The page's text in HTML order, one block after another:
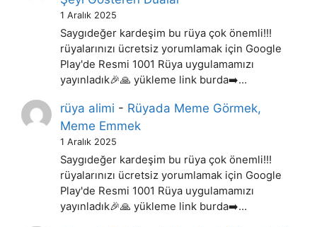
1 Aralık 2025
Saygıdeğer kardeşim bu rüya çok önemli!!!
rüyalarınızı ücretsiz yorumlamak için Google
Play'de Resmi 1001 Rüya uygulamamızı
yayınladık🎉🙏 yükleme link burda➡️…
rüya alimi - Rüyada Meme Görmek,
Meme Emmek
1 Aralık 2025
Saygıdeğer kardeşim bu rüya çok önemli!!!
rüyalarınızı ücretsiz yorumlamak için Google
Play'de Resmi 1001 Rüya uygulamamızı
yayınladık🎉🙏 yükleme link burda➡️…